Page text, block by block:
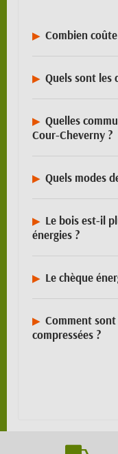
Combien
Quels sont les
Quelles
Cour-Cheverny ?
Quels modes
Le bois est-il
énergies ?
Le chèque
Comment
compressées ?